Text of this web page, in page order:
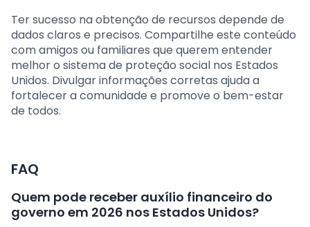
Ter sucesso na obtenção de recursos depende de
dados claros e precisos. Compartilhe este conteúdo
com amigos ou familiares que querem entender
melhor o sistema de proteção social nos Estados
Unidos. Divulgar informações corretas ajuda a
fortalecer a comunidade e promove o bem-estar
de todos.
FAQ
Quem pode receber auxílio financeiro do
governo em 2026 nos Estados Unidos?